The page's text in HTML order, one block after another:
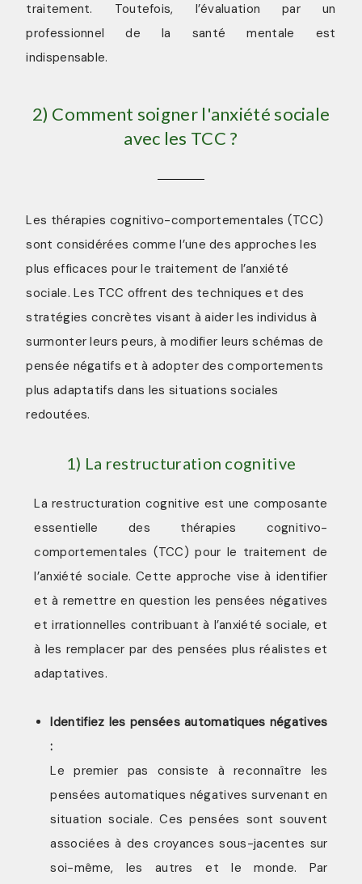
traitement. Toutefois, l’évaluation par un
professionnel de la santé mentale est
indispensable.
2) Comment soigner l'anxiété sociale
avec les TCC ?
Les thérapies cognitivo-comportementales (TCC)
sont considérées comme l’une des approches les
plus efficaces pour le traitement de l’anxiété
sociale. Les TCC offrent des techniques et des
stratégies concrètes visant à aider les individus à
surmonter leurs peurs, à modifier leurs schémas de
pensée négatifs et à adopter des comportements
plus adaptatifs dans les situations sociales
redoutées.
1) La restructuration cognitive
La restructuration cognitive est une composante
essentielle des thérapies cognitivo-
comportementales (TCC) pour le traitement de
l’anxiété sociale. Cette approche vise à identifier
et à remettre en question les pensées négatives
et irrationnelles contribuant à l’anxiété sociale, et
à les remplacer par des pensées plus réalistes et
adaptatives.
Identifiez les pensées automatiques négatives
:
Le premier pas consiste à reconnaître les
pensées automatiques négatives survenant en
situation sociale. Ces pensées sont souvent
associées à des croyances sous-jacentes sur
soi-même, les autres et le monde. Par